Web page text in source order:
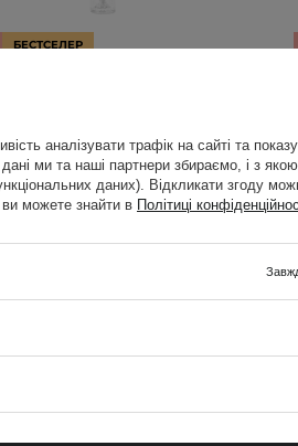
БЕСТСЕЛЕР
53
629,00 ГРН
ГРН
аналізувати трафік на сайті та
ми та наші партнери збираємо, і з
даних). Відкликати згоду
можете знайти в Політиці